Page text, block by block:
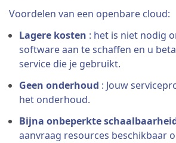
Voordelen van een openbare cloud:
Lagere kosten : het is niet nodig
software aan te schaffen en u
service die je gebruikt.
Geen onderhoud : Jouw
het onderhoud.
Bijna onbeperkte
aanvraag resources beschikbaar